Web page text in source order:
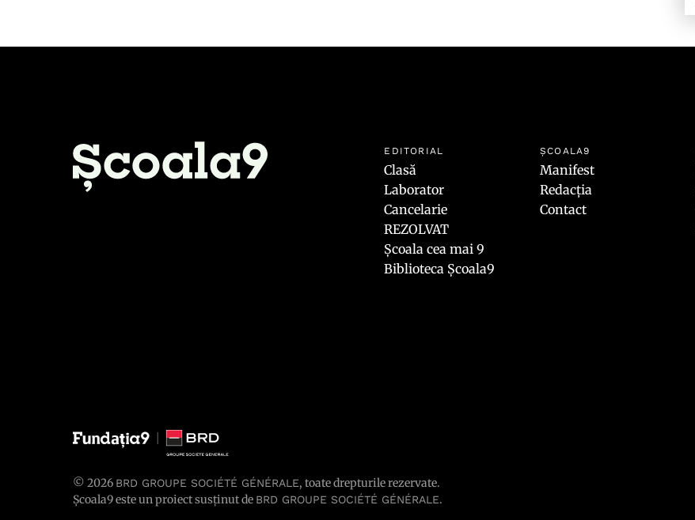
EDITORIAL
Clasă
Laborator
Cancelarie
REZOLVAT
Școala cea mai 9
Biblioteca Școala9
ȘCOALA9
Manifest
Redacția
Contact
© 2026 BRD GROUPE SOCIÉTÉ GÉNÉRALE, toate drepturile rezervate.
Școala9 este un proiect susținut de BRD GROUPE SOCIÉTÉ GÉNÉRALE.